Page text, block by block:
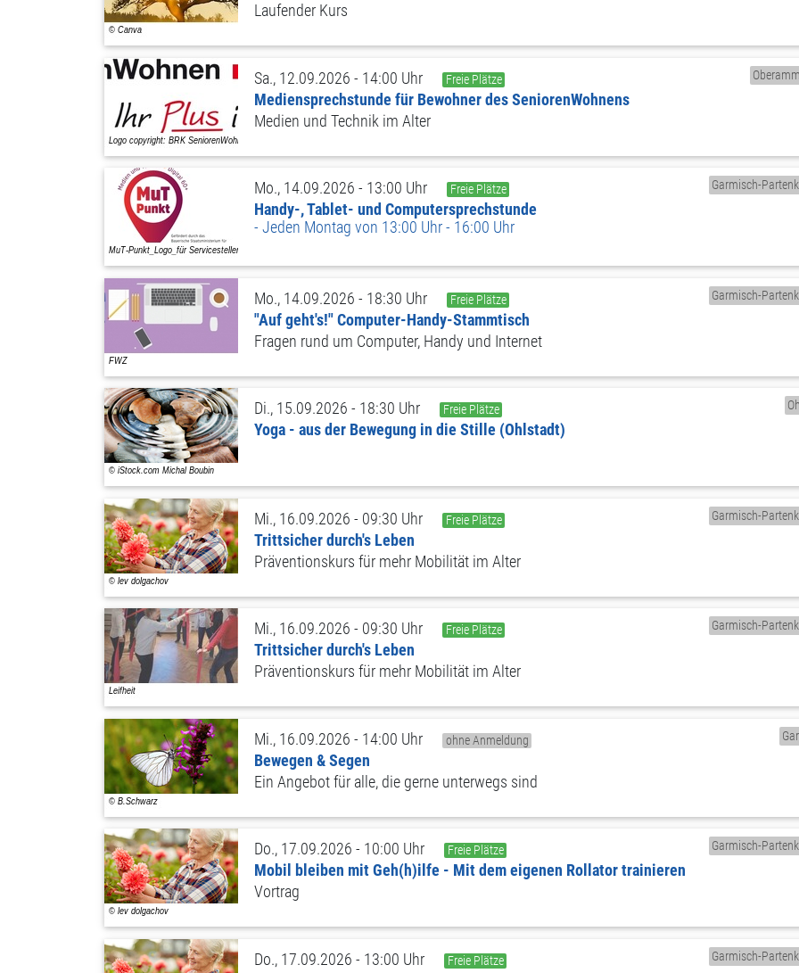
Laufender Kurs
Sa., 12.09.2026 - 14:00 Uhr Freie Plätze
Mediensprechstunde für Bewohner des SeniorenWohnens
Medien und Technik im Alter
Mo., 14.09.2026 - 13:00 Uhr Freie Plätze Garmisch-
Handy-, Tablet- und Computersprechstunde
Jeden Montag von 13:00 Uhr - 16:00 Uhr
Mo., 14.09.2026 - 18:30 Uhr Freie Plätze Garmisch-
"Auf geht's!" Computer-Handy-Stammtisch
Fragen rund um Computer, Handy und Internet
Di., 15.09.2026 - 18:30 Uhr Freie Plätze
Yoga - aus der Bewegung in die Stille (Ohlstadt)
Mi., 16.09.2026 - 09:30 Uhr Freie Plätze Garmisch-
Trittsicher durch's Leben
Präventionskurs für mehr Mobilität im Alter
Mi., 16.09.2026 - 09:30 Uhr Freie Plätze Garmisch-
Trittsicher durch's Leben
Präventionskurs für mehr Mobilität im Alter
Mi., 16.09.2026 - 14:00 Uhr ohne Anmeldung
Bewegen & Segen
Ein Angebot für alle, die gerne unterwegs sind
Do., 17.09.2026 - 10:00 Uhr Freie Plätze Garmisch-
Mobil bleiben mit Geh(h)ilfe - Mit dem eigenen Rollator trainieren
Vortrag
Do., 17.09.2026 - 13:00 Uhr Freie Plätze Garmisch-